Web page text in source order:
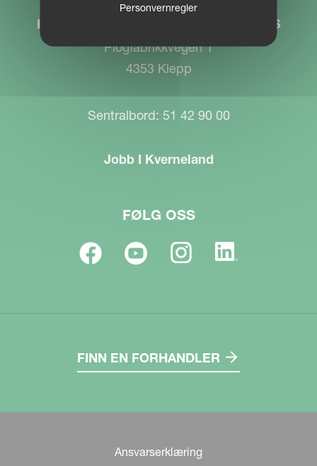
Kverneland Group Operation Norway AS
Plogfabrikkvegen 1
4353 Klepp
Sentralbord: 51 42 90 00
Jobb I Kverneland
FØLG OSS
FINN EN FORHANDLER
Ansvarserklæring
Personvernregler